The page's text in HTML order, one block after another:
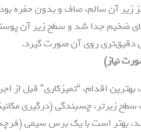
زیر آن سالم، صاف و بدون حفره
جدا شد و سطح زیر آن پوسته
دقیق‌تری روی آن صورت گیرد.
نیاز)
اقدام، “تمیزکاری” قبل از
سطح زبرتر، چسبندگی (درگیری
بهتر است با یک برس سیمی